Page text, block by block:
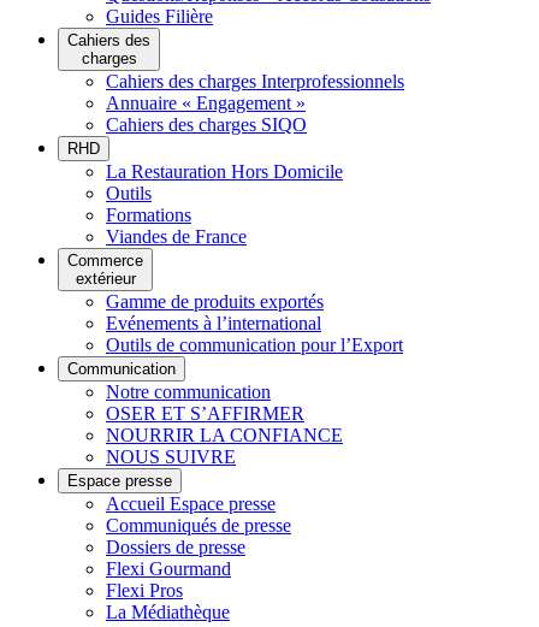
Guides Filière
Cahiers des
charges
Cahiers des charges Interprofessionnels
Annuaire « Engagement »
Cahiers des charges SIQO
RHD
La Restauration Hors Domicile
Outils
Formations
Viandes de France
Commerce
extérieur
Gamme de produits exportés
Evénements à l’international
Outils de communication pour l’Export
Communication
Notre communication
OSER ET S’AFFIRMER
NOURRIR LA CONFIANCE
NOUS SUIVRE
Espace presse
Accueil Espace presse
Communiqués de presse
Dossiers de presse
Flexi Gourmand
Flexi Pros
La Médiathèque